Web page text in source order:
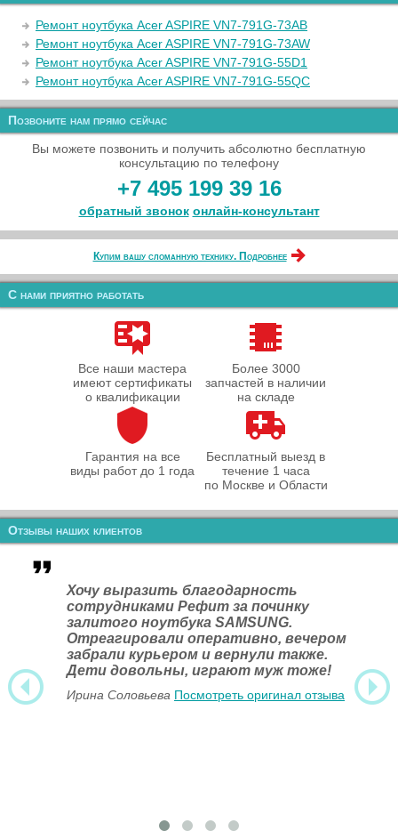
Ремонт ноутбука Acer ASPIRE VN7-791G-73AB
Ремонт ноутбука Acer ASPIRE VN7-791G-73AW
Ремонт ноутбука Acer ASPIRE VN7-791G-55D1
Ремонт ноутбука Acer ASPIRE VN7-791G-55QC
Позвоните нам прямо сейчас
Вы можете позвонить и получить абсолютно бесплатную
консультацию по телефону
+7 495 199 39 16
обратный звонок онлайн‑консультант
Купим вашу сломанную технику. Подробнее
С нами приятно работать
Все наши мастера
имеют сертификаты
о квалификации
Более 3000
запчастей в наличии
на складе
Гарантия на все
виды работ до 1 года
Бесплатный выезд в
течение 1 часа
по Москве и Области
Отзывы наших клиентов
Хочу выразить благодарность
сотрудниками Рефит за починку
залитого ноутбука SAMSUNG.
Отреагировали оперативно, вечером
забрали курьером и вернули также.
Дети довольны, играют муж тоже!
Ирина Соловьева Посмотреть оригинал отзыва